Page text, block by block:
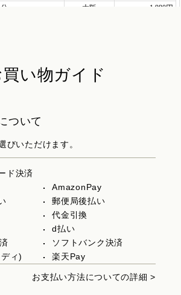
買い物ガイド
ついて
びいただけます。
ド決済
AmazonPay
郵便局後払い
代金引換
d払い
ソフトバンク決済
ィ)
楽天Pay
お支払い方法についての詳細 >